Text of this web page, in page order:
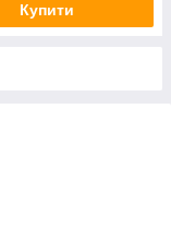
Купити